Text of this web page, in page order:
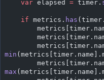
    var
elapsed = timer.
    if
metrics. has
min
max